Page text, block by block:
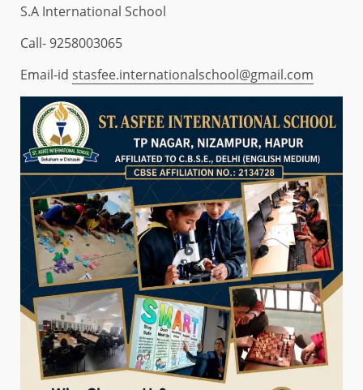
S.A International School
Call- 9258003065
Email-id stasfee.internationalschool@gmail.com